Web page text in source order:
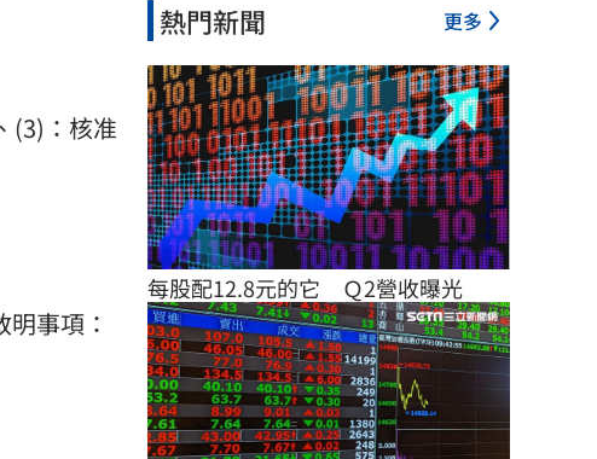
(3)：核准
事項：
熱門新聞 更多
每股配12.8元的它　Ｑ2營收曝光